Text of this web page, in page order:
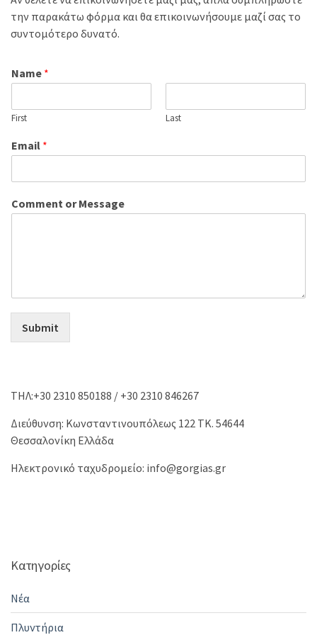
a
m
e
την παρακάτω φόρμα και θα επικοινωνήσουμε μαζί σας το
συντομότερο δυνατό.
Name *
First Last
Email *
Comment or Message
Submit
ΤΗΛ:+30 2310 850188 / +30 2310 846267
Διεύθυνση: Κωνσταντινουπόλεως 122 ΤΚ. 54644
Θεσσαλονίκη Ελλάδα
Ηλεκτρονικό ταχυδρομείο: info@gorgias.gr
Κατηγορίες
Νέα
Πλυντήρια